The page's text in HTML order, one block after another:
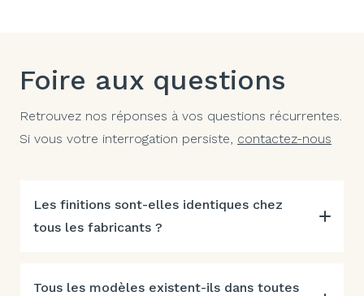
Foire aux questions
Retrouvez nos réponses à vos questions récurrentes.
Si vous votre interrogation persiste, contactez-nous
Les finitions sont-elles identiques chez
tous les fabricants ?
Tous les modèles existent-ils dans toutes